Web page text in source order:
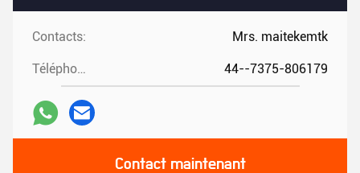
Contacts: Mrs. maitekemtk
Téléphone: 44--7375-806179
Contact maintenant